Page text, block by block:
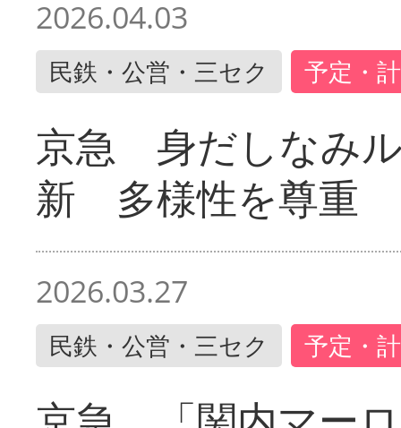
2026.04.03
民鉄・公営・三セク 予定・
京急 身だしなみ
新 多様性を尊重
2026.03.27
民鉄・公営・三セク 予定・